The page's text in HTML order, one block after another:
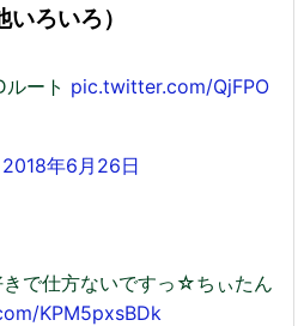
ろいろ）
ート pic.twitter.com/QjFPO
2018年6月26日
で仕方ないですっ☆ちぃたん
KPM5pxsBDk